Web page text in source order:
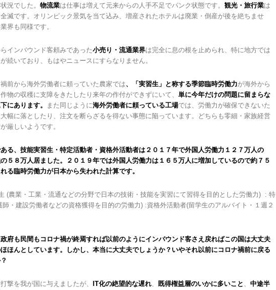
況でした。 物流業は仕事は増えて元来からの人手不足でパンク状態です。 観光・旅行業は
滅です。オリンピック景気を当て込み、増産されたホテルは廃業・倒産が後を絶ちませ
界も同様です。
インバウンド客頼みであった小売り・流通業界は完全に息の根を止められ、特に地方では
続いており、もはやニュースにすらなりません。
前から海外労働者に頼っていた農家では、「実習生」と称する季節臨時労働力が海外から
物の収穫に支障をきたしたり来年の作付ができずにいて、 単に今年だけの問題に留まらな
にあります。
また同じように海外労働者に頼っている工場では、労働力が確保できないた
幅に落としたり、注文を断らざるを得ない事態に陥っています。どちらも零細・家族経営
厳しいようです。
る、技能実習生・特定活動者・資格外活動者は２０１７年で外国人労働力１２７万人の
５８万人居ました。２０１９年では外国人労働力は１６５万人に増加しているので約７５
る臨時労働力が日本から失われた計算です。
(農業・工業・流通などの分野で日本の技術・技能を実習にて習得を目的とした労働力) : 特
師・建設労働者などの資格獲得を目的の労働力) :資格外活動者(留学生のアルバイト・１週２
府も民間もコロナ禍が終焉すれば以前のようにインバウンド客さえ戻ればこの国は大丈夫
ほんとしています。しかし、本当に大丈夫でしょうか？いやそれ以前にコロナ禍前に戻る
撃を我が国に与えましたが、 IT化の絶望的な遅れ、 既得権益層のいかに多いこと 、 中途半